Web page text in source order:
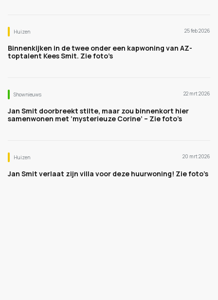
Huizen 25 feb 2026
Binnenkijken in de twee onder een kapwoning van AZ-
toptalent Kees Smit. Zie foto’s
Shownieuws 22 mrt 2026
Jan Smit doorbreekt stilte, maar zou binnenkort hier
samenwonen met ‘mysterieuze Corine’ – Zie foto’s
Huizen 20 mrt 2026
Jan Smit verlaat zijn villa voor deze huurwoning! Zie foto’s